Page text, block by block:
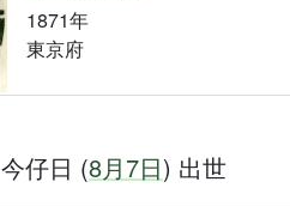
1871年
東京府
今仔日 (8月7日) 出世